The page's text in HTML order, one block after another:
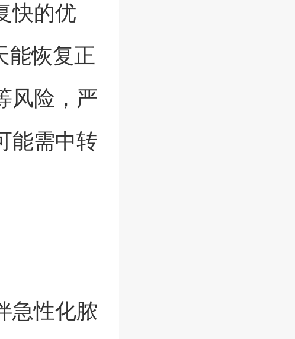
快的优
能恢复正
风险，严
能需中转
急性化脓